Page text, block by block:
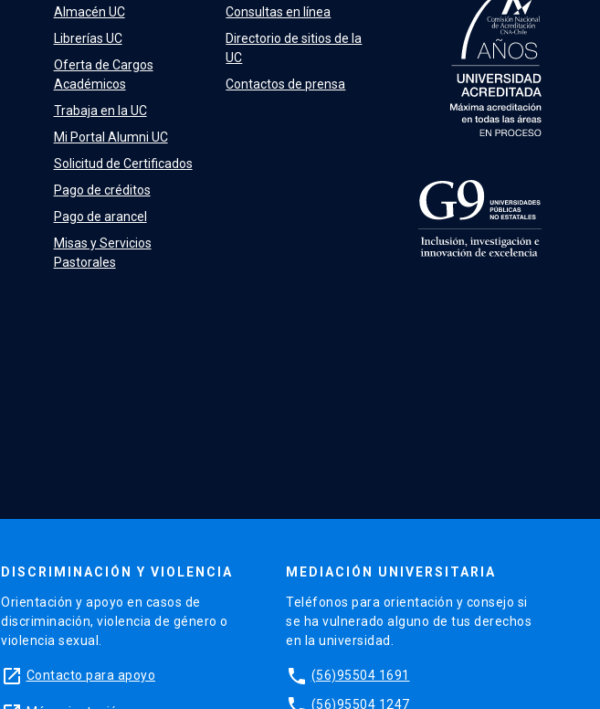
Almacén UC
Librerías UC
Oferta de Cargos
Académicos
Trabaja en la UC
Mi Portal Alumni UC
Solicitud de Certificados
Pago de créditos
Pago de arancel
Misas y Servicios
Pastorales
Consultas en línea
Directorio de sitios de la
UC
Contactos de prensa
DISCRIMINACIÓN Y VIOLENCIA
Orientación y apoyo en casos de
discriminación, violencia de género o
violencia sexual.
launch Contacto para apoyo
MEDIACIÓN UNIVERSITARIA
Teléfonos para orientación y consejo si
se ha vulnerado alguno de tus derechos
en la universidad.
phone (56)95504 1691
(56)95504 1247